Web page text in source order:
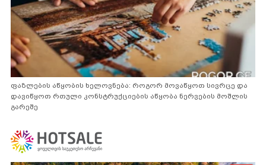
ფაზლების აწყობის ხელოვნება: როგორ მოვაწყოთ სივრცე და
დავიწყოთ რთული კონსტრუქციების აწყობა ნერვების მოშლის
გარეშე